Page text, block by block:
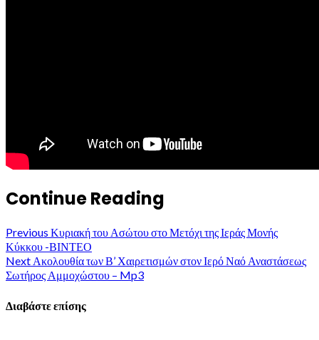
Continue Reading
Previous Κυριακή του Ασώτου στο Μετόχι της Ιεράς Μονής
Κύκκου -ΒΙΝΤΕΟ
Next Ακολουθία των Β’ Χαιρετισμών στον Ιερό Ναό Αναστάσεως
Σωτήρος Αμμοχώστου – Mp3
Διαβάστε επίσης